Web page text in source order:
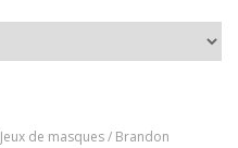
Jeux de masques / Brandon